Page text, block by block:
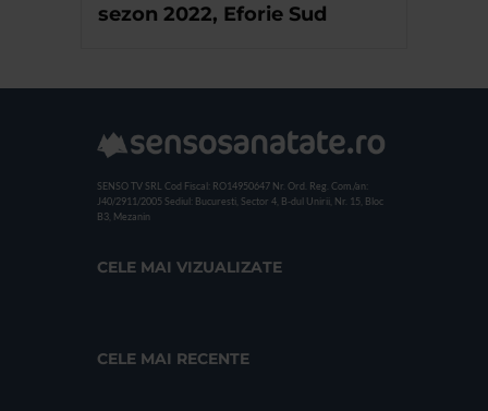
sezon 2022, Eforie Sud
SENSO TV SRL Cod Fiscal: RO14950647 Nr. Ord. Reg. Com./an:
J40/2911/2005 Sediul: Bucuresti, Sector 4, B-dul Unirii, Nr. 15, Bloc
B3, Mezanin
CELE MAI VIZUALIZATE
CELE MAI RECENTE